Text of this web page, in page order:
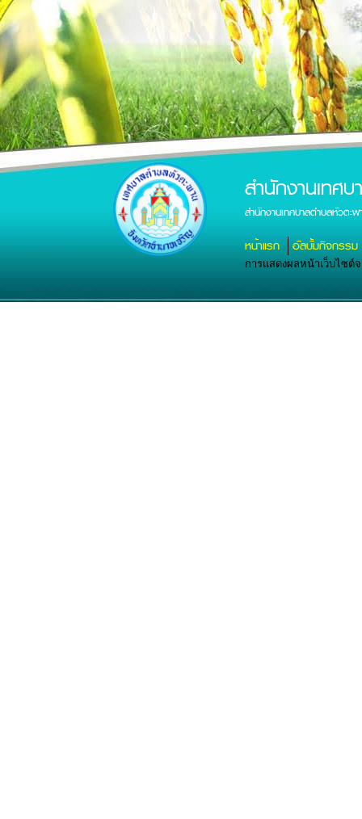
สำนักงานเทศ
สำนักงานเทศบาลตำบลหัวต
หน้าแรก อัลบั้มกิจกรรม
การแสดงผลหน้าเว็บไซต์